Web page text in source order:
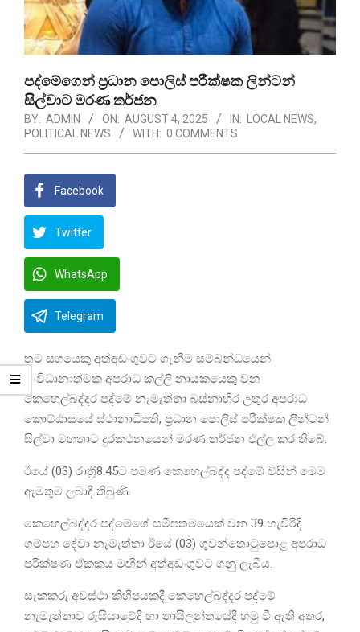
පද්මේගෙන් ප්‍රධාන පොලිස් පරීක්ෂක ලින්ටන්
සිල්වාට මරණ තර්ජන
BY: ADMIN ON: AUGUST 4, 2025 IN: LOCAL NEWS,
POLITICAL NEWS
WITH: 0 COMMENTS
Facebook
Twitter
WhatsApp
Telegram
තම සගයෙකු අත්අඩංගුවට ගැනීම සම්බන්ධයෙන්
සංවිධානාත්මක අපරාධ කල්ලි නායකයෙකු වන
කෙහෙල්බද්දර පද්මේ නැමැත්තා බස්නාහිර උතුර අපරාධ
කොට්ඨාසයේ ස්ථානාධිපති, ප්‍රධාන පොලිස් පරීක්ෂක ලින්ටන්
සිල්වා මහතාට දුරකථනයෙන් මරණ තර්ජන එල්ල කර තිබේ.
ඊයේ (03) රාත්‍රී8.45ට පමණ කෙහෙල්බද්ද පද්මේ විසින් මෙම
ඇමතුම ලබාදී තිබුණි.
කෙහෙල්බද්දර පද්මේගේ සමීපතමයෙක් වන 39 හැවිරිදි
ගම්පහ දේවා නැමැත්තා ඊයේ (03) ගුවන්තොටුපොළ අපරාධ
පරීක්ෂණ ඒකකය මඟින් අත්අඩංගුවට ගනු ලැබීය.
සැකකරු අවස්ථා කිහිපයකදී කෙහෙල්බද්දර පද්මේ
නැමැත්තාව රුසියාවේදී හා තායිලන්තයේදී හමු වී ඇති අතර,